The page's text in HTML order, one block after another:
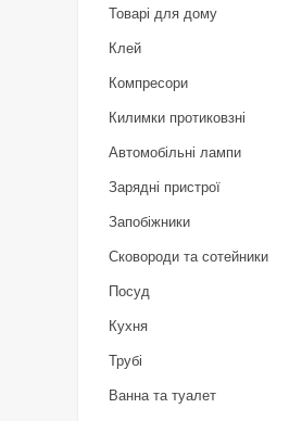
Товарі для дому
Клей
Компресори
Килимки протиковзні
Автомобільні лампи
Зарядні пристрої
Запобіжники
Сковороди та сотейники
Посуд
Кухня
Трубі
Ванна та туалет